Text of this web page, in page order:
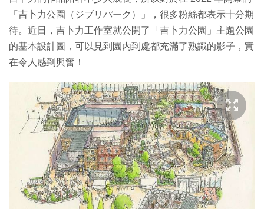
「吉卜力公園（ジブリパーク）」，很多粉絲都表示十分期
待。近日，吉卜力工作室就公開了「吉卜力公園」主題公園
的基本設計圖，可以見到園内到處都充滿了熟識的影子，實
在令人感到興奮！